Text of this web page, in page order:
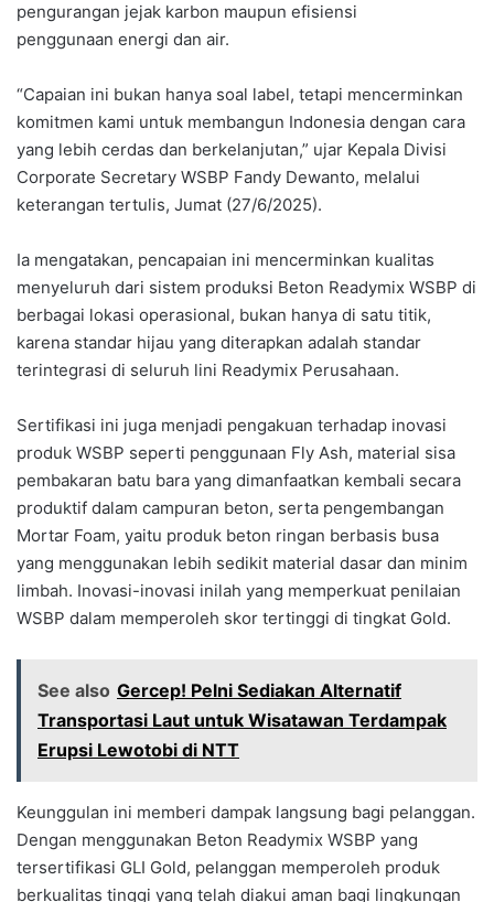
pengurangan jejak karbon maupun efisiensi
penggunaan energi dan air.
“Capaian ini bukan hanya soal label, tetapi mencerminkan
komitmen kami untuk membangun Indonesia dengan cara
yang lebih cerdas dan berkelanjutan,” ujar Kepala Divisi
Corporate Secretary WSBP Fandy Dewanto, melalui
keterangan tertulis, Jumat (27/6/2025).
Ia mengatakan, pencapaian ini mencerminkan kualitas
menyeluruh dari sistem produksi Beton Readymix WSBP di
berbagai lokasi operasional, bukan hanya di satu titik,
karena standar hijau yang diterapkan adalah standar
terintegrasi di seluruh lini Readymix Perusahaan.
Sertifikasi ini juga menjadi pengakuan terhadap inovasi
produk WSBP seperti penggunaan Fly Ash, material sisa
pembakaran batu bara yang dimanfaatkan kembali secara
produktif dalam campuran beton, serta pengembangan
Mortar Foam, yaitu produk beton ringan berbasis busa
yang menggunakan lebih sedikit material dasar dan minim
limbah. Inovasi-inovasi inilah yang memperkuat penilaian
WSBP dalam memperoleh skor tertinggi di tingkat Gold.
See also Gercep! Pelni Sediakan Alternatif
Transportasi Laut untuk Wisatawan Terdampak
Erupsi Lewotobi di NTT
Keunggulan ini memberi dampak langsung bagi pelanggan.
Dengan menggunakan Beton Readymix WSBP yang
tersertifikasi GLI Gold, pelanggan memperoleh produk
berkualitas tinggi yang telah diakui aman bagi lingkungan